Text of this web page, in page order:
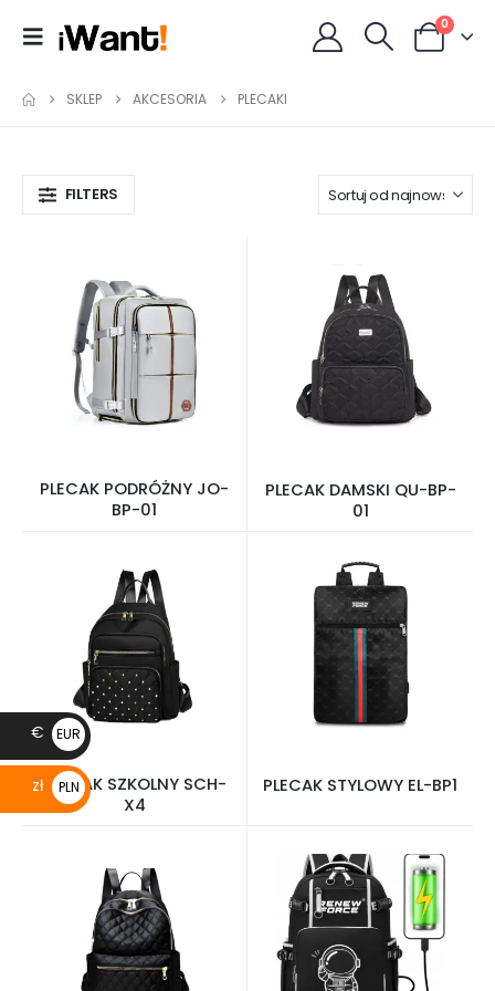
0
SKLEP AKCESORIA PLECAKI
FILTERS
PLECAK PODRÓŻNY JO-
BP-01
PLECAK DAMSKI QU-BP-
01
PLECAK SZKOLNY SCH-
X4
PLECAK STYLOWY EL-BP1
€
EUR
€
zł
PLN
zł